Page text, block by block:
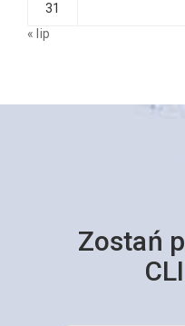
31
« lip
Zostań